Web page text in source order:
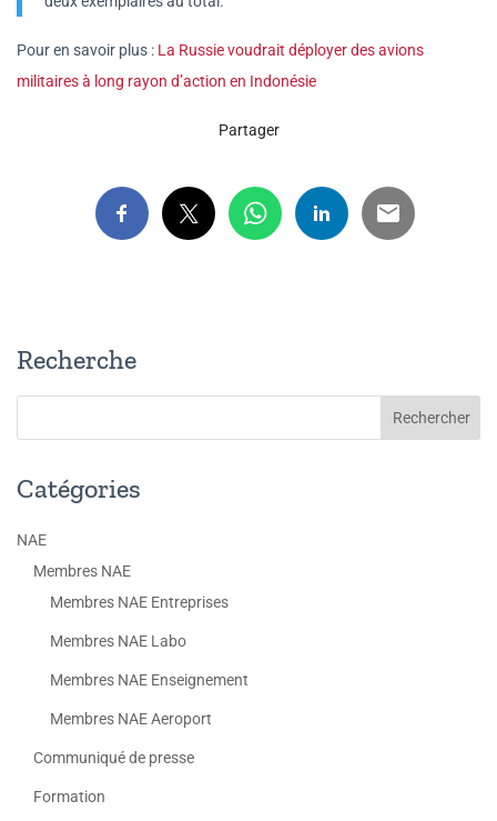
Pour en savoir plus : La Russie voudrait déployer des avions
militaires à long rayon d’action en Indonésie
Partager
Recherche
Catégories
NAE
Membres NAE
Membres NAE Entreprises
Membres NAE Labo
Membres NAE Enseignement
Membres NAE Aeroport
Communiqué de presse
Formation